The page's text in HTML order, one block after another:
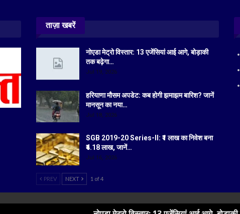
ताज़ा खबरें
नोएडा मेट्रो विस्तार: 13 एजेंसियां आई आगे, बोड़ाकी
तक बढ़ेगा…
Jul 19, 2026
हरियाणा मौसम अपडेट: कब होगी झमाझम बारिश? जानें
मानसून का नया…
Jul 18, 2026
SGB 2019-20 Series-II: ₹1 लाख का निवेश बना
₹4.18 लाख, जानें…
Jul 16, 2026
PREV NEXT 1 of 4